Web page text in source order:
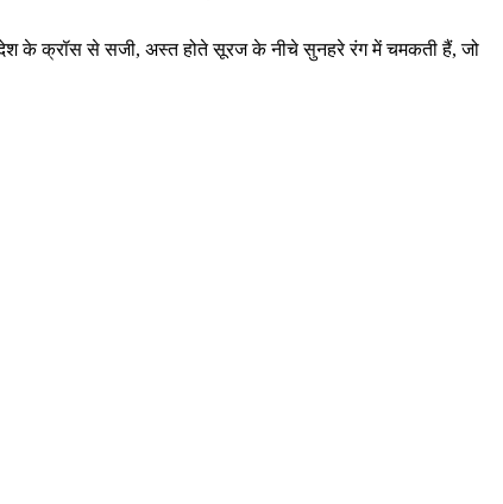
के क्रॉस से सजी, अस्त होते सूरज के नीचे सुनहरे रंग में चमकती हैं, जो